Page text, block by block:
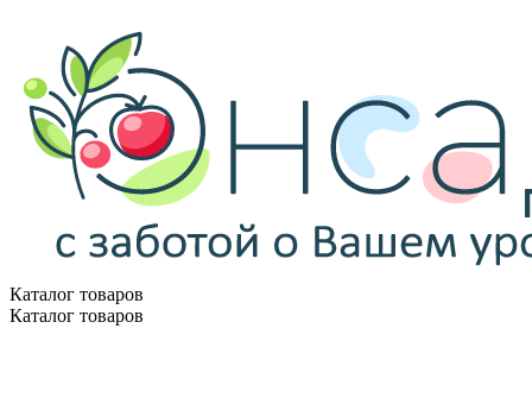
Каталог товаров
Каталог товаров